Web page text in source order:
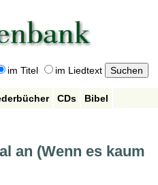
im Titel im Liedtext
CDs
Bibel
an (Wenn es kaum